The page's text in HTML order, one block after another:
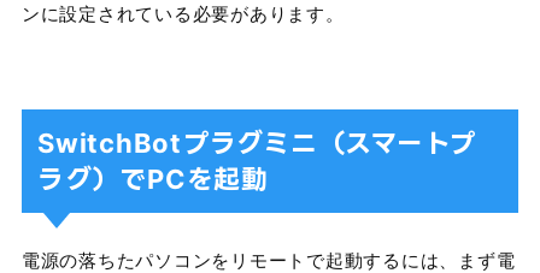
ンに設定されている必要があります。
SwitchBotプラグミニ（スマートプ
ラグ）でPCを起動
電源の落ちたパソコンをリモートで起動するには、まず電